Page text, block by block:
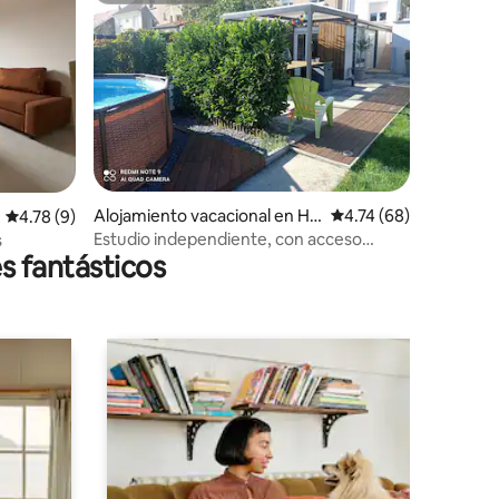
Calificación promedio: 4.78 de 5; 9 evaluaciones
4.78 (9)
Alojamiento vacacional en Hu
ssigny-Godbrange
Calificación
4.74 (68)
Estudio independiente, con acceso
exterior
fantásticos